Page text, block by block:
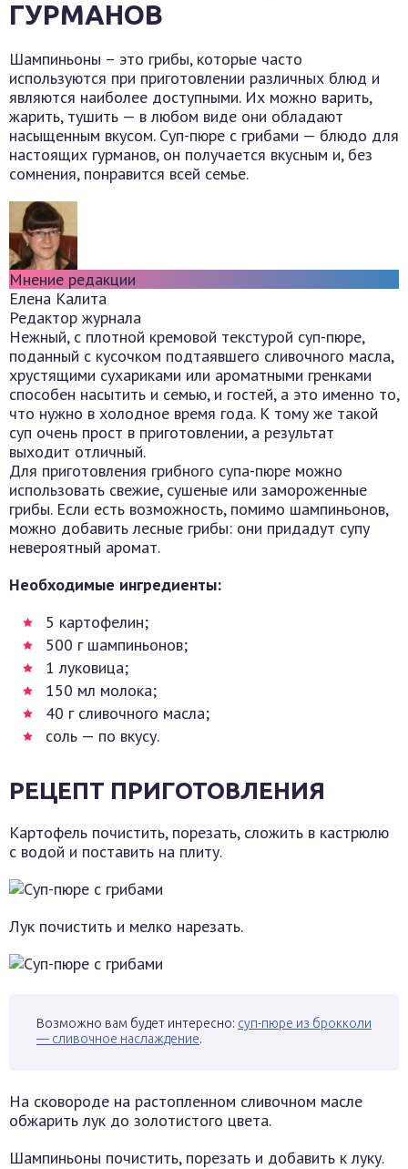
ГУРМАНОВ
Шампиньоны – это грибы, которые часто
используются при приготовлении различных блюд и
являются наиболее доступными. Их можно варить,
жарить, тушить — в любом виде они обладают
насыщенным вкусом. Суп-пюре с грибами — блюдо для
настоящих гурманов, он получается вкусным и, без
сомнения, понравится всей семье.
Мнение редакции
Елена Калита
Редактор журнала
Нежный, с плотной кремовой текстурой суп-пюре,
поданный с кусочком подтаявшего сливочного масла,
хрустящими сухариками или ароматными гренками
способен насытить и семью, и гостей, а это именно то,
что нужно в холодное время года. К тому же такой
суп очень прост в приготовлении, а результат
выходит отличный.
Для приготовления грибного супа-пюре можно
использовать свежие, сушеные или замороженные
грибы. Если есть возможность, помимо шампиньонов,
можно добавить лесные грибы: они придадут супу
невероятный аромат.
Необходимые ингредиенты:
5 картофелин;
500 г шампиньонов;
1 луковица;
150 мл молока;
40 г сливочного масла;
соль — по вкусу.
РЕЦЕПТ ПРИГОТОВЛЕНИЯ
Картофель почистить, порезать, сложить в кастрюлю
с водой и поставить на плиту.
Лук почистить и мелко нарезать.
Возможно вам будет интересно: суп-пюре из брокколи
— сливочное наслаждение.
На сковороде на растопленном сливочном масле
обжарить лук до золотистого цвета.
Шампиньоны почистить, порезать и добавить к луку.